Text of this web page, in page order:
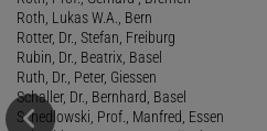
Roth, Lukas W.A., Bern
Rotter, Dr., Stefan, Freiburg
Rubin, Dr., Beatrix, Basel
Ruth, Dr., Peter, Giessen
Schaller, Dr., Bernhard, Basel
Schedlowski, Prof., Manfred, Essen